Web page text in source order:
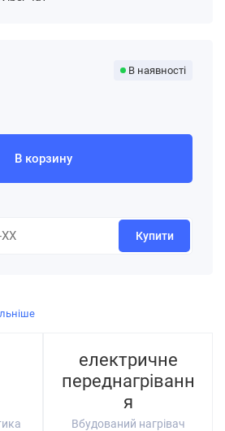
електричне
переднагріванн
я
Вбудований нагрівач
В наявності
В корзину
Купити